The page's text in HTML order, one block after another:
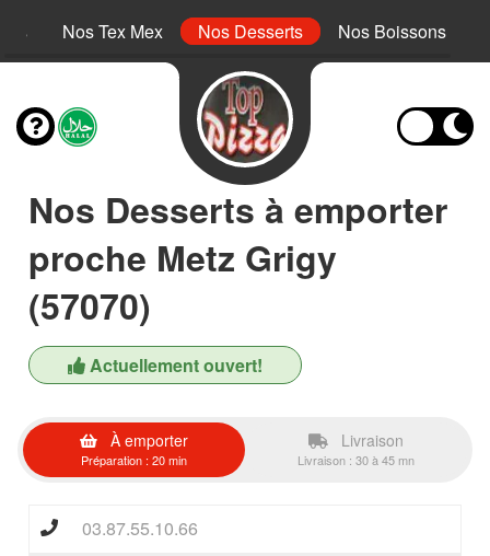
Nos Tex Mex Nos Desserts Nos Boissons
Nos Desserts à emporter
proche Metz Grigy
(57070)
Actuellement ouvert!
À emporter
Préparation : 20 min
Livraison
Livraison : 30 à 45 mn
03.87.55.10.66